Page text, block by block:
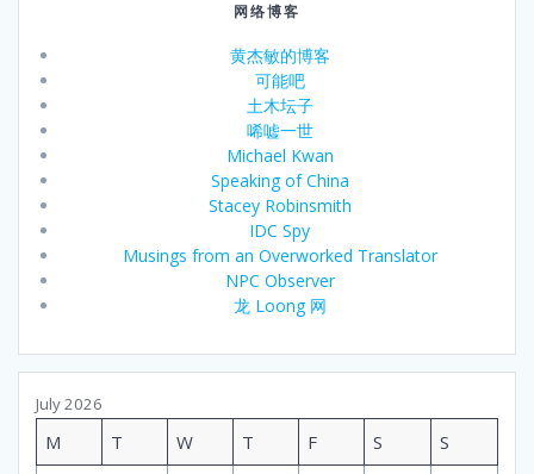
网络博客
黄杰敏的博客
可能吧
土木坛子
唏嘘一世
Michael Kwan
Speaking of China
Stacey Robinsmith
IDC Spy
Musings from an Overworked Translator
NPC Observer
龙 Loong 网
July 2026
M T W T F S
S